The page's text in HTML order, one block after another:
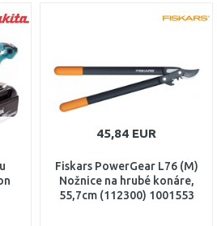
45,84 EUR
Fiskars PowerGear L76 (M)
Nožnice na hrubé konáre,
55,7cm (112300) 1001553